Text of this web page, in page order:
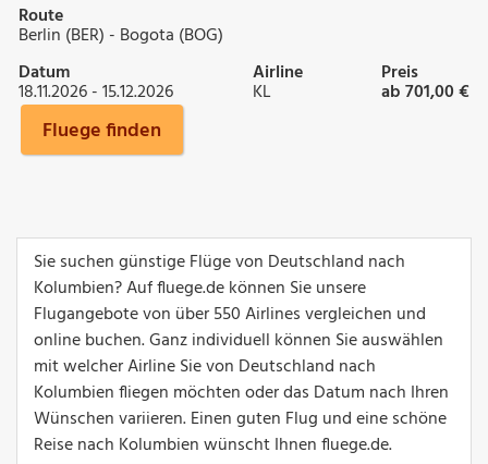
Route
Berlin (BER) - Bogota (BOG)
Datum
18.11.2026 - 15.12.2026
Airline
KL
Preis
ab 701,00 €
Fluege finden
Sie suchen günstige Flüge von Deutschland nach
Kolumbien? Auf fluege.de können Sie unsere
Flugangebote von über 550 Airlines vergleichen und
online buchen. Ganz individuell können Sie auswählen
mit welcher Airline Sie von Deutschland nach
Kolumbien fliegen möchten oder das Datum nach Ihren
Wünschen variieren. Einen guten Flug und eine schöne
Reise nach Kolumbien wünscht Ihnen fluege.de.